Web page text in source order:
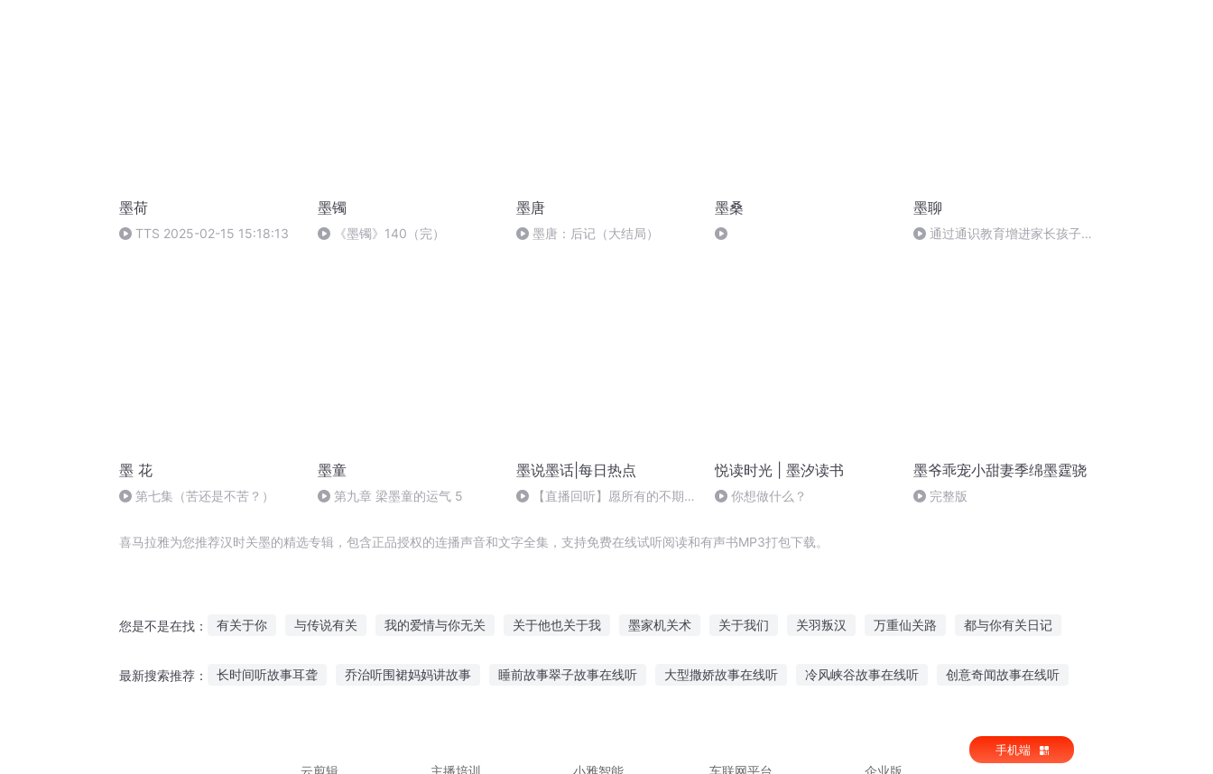
墨荷
TTS 2025-02-15 15:18:13
墨镯
《墨镯》140（完）
墨唐
墨唐：后记（大结局）
墨桑 墨聊
通过通识教育增进家长孩子间
墨 花
第七集（苦还是不苦？）
墨童
第九章 梁墨童的运气 5
墨说墨话|每日热点
【直播回听】愿所有的不期而
悦读时光 | 墨汐读书
你想做什么？
墨爷乖宠小甜妻季绵墨霆骁
完整版
喜马拉雅为您推荐汉时关墨的精选专辑，包含正品授权的连播声音和文字全集，支持免费在线试听阅读和有声书MP3打包下载。
您是不是在找： 有关于你 与传说有关 我的爱情与你无关 关于他也关于我 墨家机关术 关于我们 关羽叛汉 万重仙关路 都与你有关日记
最新搜索推荐： 长时间听故事耳聋 乔治听围裙妈妈讲故事 睡前故事翠子故事在线听 大型撒娇故事在线听 冷风峡谷故事在线听 创意奇闻故事在线听
云剪辑
主播培训 小雅智能 车联网平台 企业版
手机端